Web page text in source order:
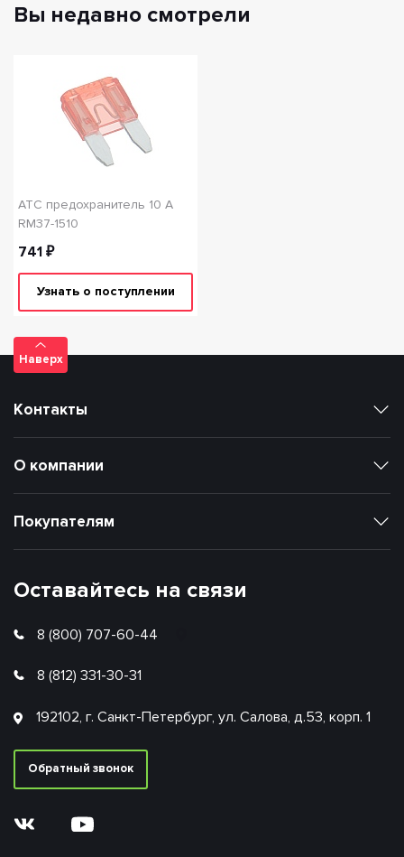
Вы недавно смотрели
АТС предохранитель 10 А
RM37-1510
741 ₽
Узнать о поступлении
Наверх
Оставайтесь на связи
8 (800) 707-60-44
8 (812) 331-30-31
192102, г. Санкт-Петербург, ул. Салова, д.53, корп. 1
Обратный звонок
Покупателям
О компании
Контакты